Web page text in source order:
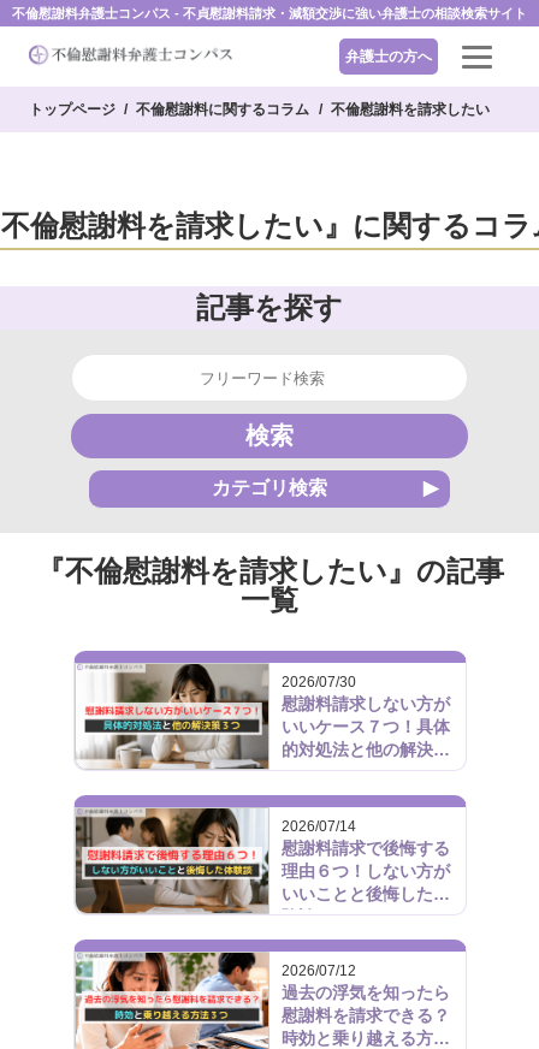
不倫慰謝料弁護士コンパス - 不貞慰謝料請求・減額交渉に強い弁護士の相談検索サイト
弁護士の方へ
トップページ 不倫慰謝料に関するコラム 不倫慰謝料を請求したい
倫慰謝料を請求したい』に関するコラ
記事を探す
検索
カテゴリ検索
『不倫慰謝料を請求したい』の記事
一覧
2026/07/30
慰謝料請求しない方が
いいケース７つ！具体
的対処法と他の解決策
３つ
2026/07/14
慰謝料請求で後悔する
理由６つ！しない方が
いいことと後悔した体
験談
2026/07/12
過去の浮気を知ったら
慰謝料を請求できる？
時効と乗り越える方法